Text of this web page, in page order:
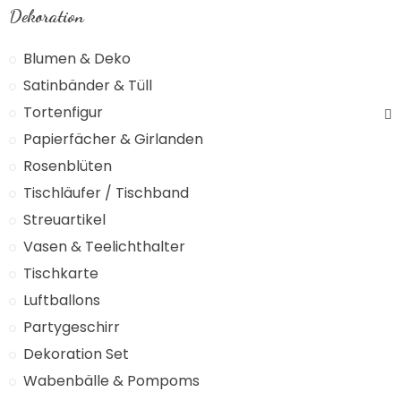
Dekoration
Blumen & Deko
Satinbänder & Tüll
Tortenfigur
Papierfächer & Girlanden
Rosenblüten
Tischläufer / Tischband
Streuartikel
Vasen & Teelichthalter
Tischkarte
Luftballons
Partygeschirr
Dekoration Set
Wabenbälle & Pompoms